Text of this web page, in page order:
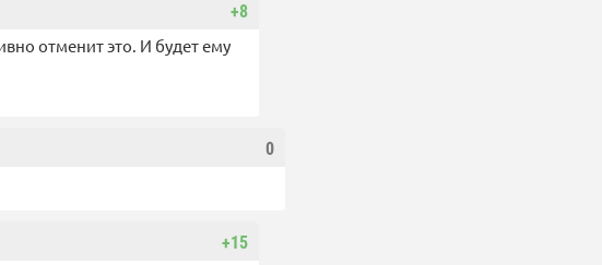
+8
отменит это. И будет ему
0
+15